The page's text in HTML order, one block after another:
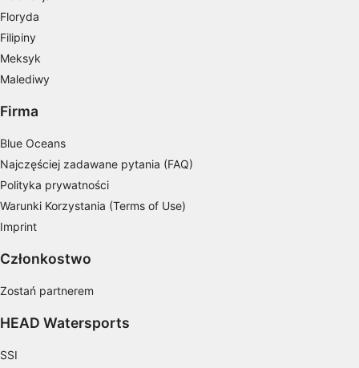
Floryda
Filipiny
Meksyk
Malediwy
Firma
Blue Oceans
Najczęściej zadawane pytania (FAQ)
Polityka prywatności
Warunki Korzystania (Terms of Use)
Imprint
Członkostwo
Zostań partnerem
HEAD Watersports
SSI
Tworzenie profili w celu personalizacji treści
Wykorzystywanie profili w celu doboru
spersonalizowanych treści
Rozumienie odbiorców dzięki statystyce lub
kombinacji danych z różnych źródeł
Rozwój i ulepszanie usług
wyboru treści
geolokalizacyjnych